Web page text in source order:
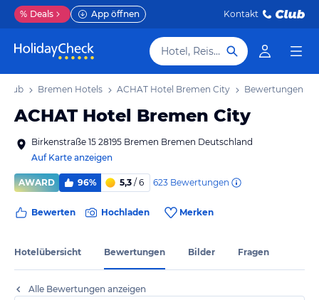
% Deals App öffnen Kontakt
Hotel, Reiseziel
Bremen Hotels ACHAT Hotel Bremen City Bewertungen
ACHAT Hotel Bremen City
Birkenstraße 15 28195 Bremen Bremen Deutschland
Auf Karte anzeigen
AWARD 96% 5,3 / 6 623 Bewertungen
Bewerten Hochladen Merken
Hotelübersicht Bewertungen Bilder Fragen
Alle Bewertungen anzeigen